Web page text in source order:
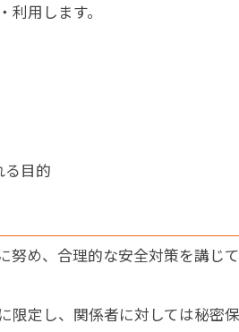
用します。
る目的
努め、合理的な安全対策を講じて
限定し、関係者に対しては秘密保